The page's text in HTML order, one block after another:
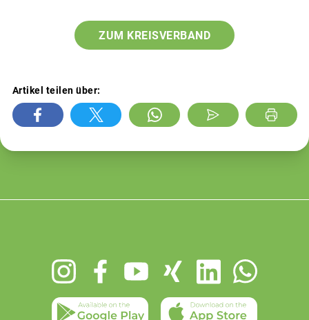
ZUM KREISVERBAND
Artikel teilen über: